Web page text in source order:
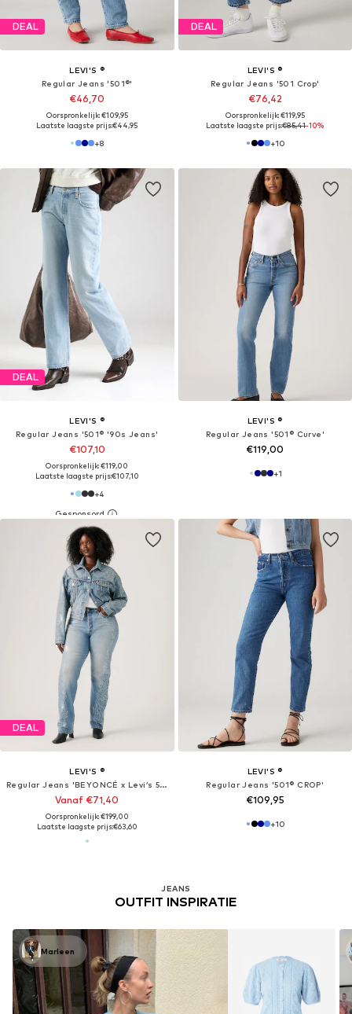
DEAL
LEVI'S ®
Regular Jeans '501®'
€46,70
Oorspronkelijk: €109,95
Laatste laagste prijs:€44,95
+8
DEAL
LEVI'S ®
Regular Jeans '501 Crop'
€76,42
Oorspronkelijk: €119,95
Laatste laagste prijs:€85,41-10%
+10
DEAL
LEVI'S ®
Regular Jeans '501® '90s Jeans'
€107,10
Oorspronkelijk: €119,00
Laatste laagste prijs:€107,10
+4
LEVI'S ®
Regular Jeans '501® Curve'
€119,00
+1
DEAL
LEVI'S ®
Regular Jeans 'BEYONCÉ x Levi’s 501'
Vanaf €71,40
Oorspronkelijk: €199,00
Laatste laagste prijs:€63,60
JEANS
OUTFIT INSPIRATIE
Marleen
LEVI'S ®
Regular Jeans '501® CROP'
€109,95
+10